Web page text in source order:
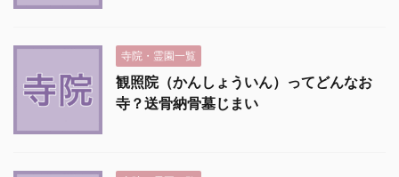
寺院・霊園一覧
観照院（かんしょういん）ってどんなお
寺？送骨納骨墓じまい